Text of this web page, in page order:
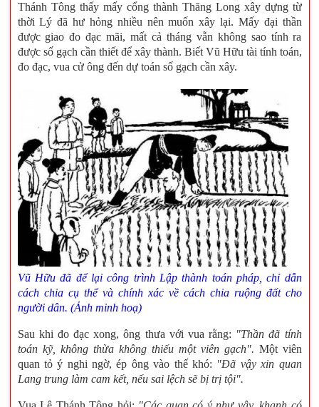
Thánh Tông thấy mấy cổng thành Thăng Long xây dựng từ
thời Lý đã hư hỏng nhiều nên muốn xây lại. Mấy đại thần
được giao đo đạc mãi, mất cả tháng vẫn không sao tính ra
được số gạch cần thiết để xây thành. Biết Vũ Hữu tài tính toán,
đo đạc, vua cử ông đến dự toán số gạch cần xây.
Vũ Hữu đã để lại công trình Lập thành toán pháp, chỉ dẫn
cách chia cụ thể và chính xác về cách chia ruộng đất cho
người dân. (Ảnh minh hoạ)
Sau khi đo đạc xong, ông thưa với vua rằng: "Thần đã tính
toán kỹ, không thừa không thiếu một viên gạch". Một viên
quan tỏ ý nghi ngờ, ép ông vào thế khó: "Đã vậy xin quan
Lang trung làm cam kết, nếu sai lệch sẽ bị trị tội".